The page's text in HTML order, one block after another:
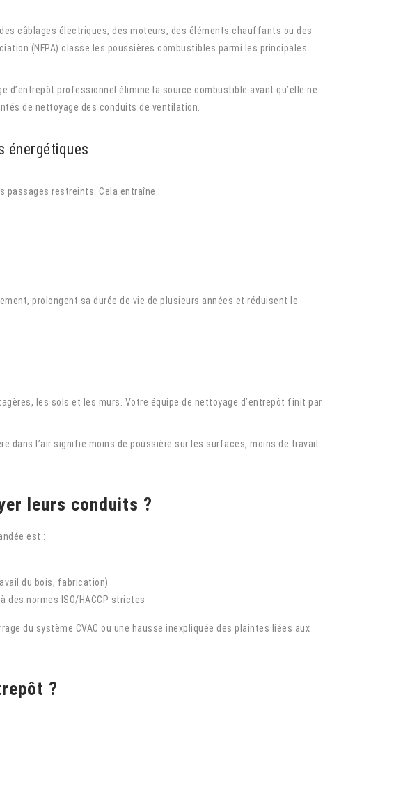
câblages électriques, des moteurs, des éléments chauffants ou des
(NFPA) classe les poussières combustibles parmi les principales
professionnel élimine la source combustible avant qu’elle ne
de nettoyage des conduits de ventilation.
énergétiques
passages restreints. Cela entraîne :
prolongent sa durée de vie de plusieurs années et réduisent le
les sols et les murs. Votre équipe de nettoyage d’entrepôt finit par
dans l’air signifie moins de poussière sur les surfaces, moins de travail
leurs conduits ?
est :
du bois, fabrication)
des normes ISO/HACCP strictes
du système CVAC ou une hausse inexpliquée des plaintes liées aux
?